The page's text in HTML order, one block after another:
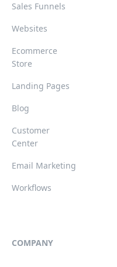
Sales Funnels
Websites
Ecommerce
Store
Landing Pages
Blog
Customer
Center
Email Marketing
Workflows
COMPANY